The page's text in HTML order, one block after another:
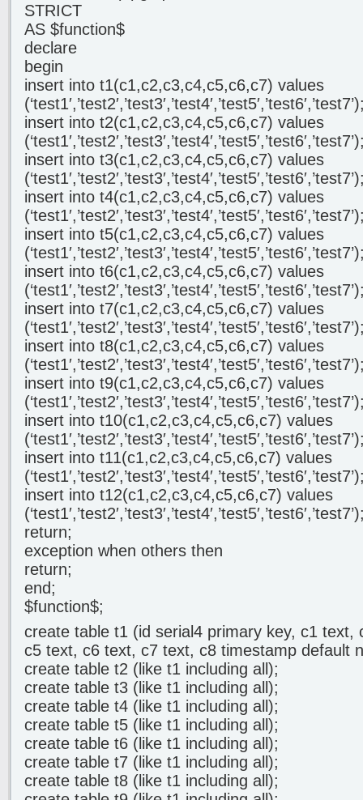
STRICT
AS $function$
declare
begin
insert into t1(c1,c2,c3,c4,c5,c6,c7) values
insert into t2(c1,c2,c3,c4,c5,c6,c7) values
insert into t3(c1,c2,c3,c4,c5,c6,c7) values
insert into t4(c1,c2,c3,c4,c5,c6,c7) values
insert into t5(c1,c2,c3,c4,c5,c6,c7) values
insert into t6(c1,c2,c3,c4,c5,c6,c7) values
insert into t7(c1,c2,c3,c4,c5,c6,c7) values
insert into t8(c1,c2,c3,c4,c5,c6,c7) values
insert into t9(c1,c2,c3,c4,c5,c6,c7) values
insert into t10(c1,c2,c3,c4,c5,c6,c7) values
insert into t11(c1,c2,c3,c4,c5,c6,c7) values
insert into t12(c1,c2,c3,c4,c5,c6,c7) values
return;
exception when others then
return;
end;
$function$;
create table t1 (id serial4 primary key, c1
c5 text, c6 text, c7 text, c8 timestamp default
create table t2 (like t1 including all);
create table t3 (like t1 including all);
create table t4 (like t1 including all);
create table t5 (like t1 including all);
create table t6 (like t1 including all);
create table t7 (like t1 including all);
create table t8 (like t1 including all);